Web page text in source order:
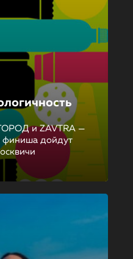
и ZAVTRA —
финиша дойдут